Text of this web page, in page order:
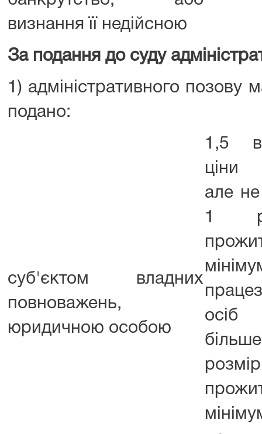
визнання її недійсною
За подання до суду
1) адміністративного позову
подано:
суб'єктом владних
повноважень,
юридичною особою
1,5
ціни
але
1